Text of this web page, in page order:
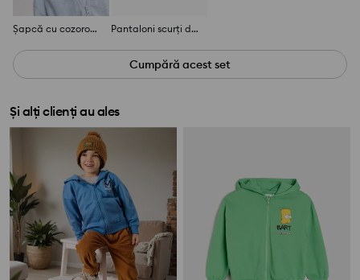
Șapcă cu cozoroc cu broderie Garfield Pantaloni scurți drepți din denim cu efect spălat
Cumpără acest set
Și alți clienți au ales